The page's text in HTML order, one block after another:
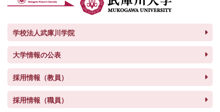
学校法人武庫川学院
大学情報の公表
採用情報（教員）
採用情報（職員）